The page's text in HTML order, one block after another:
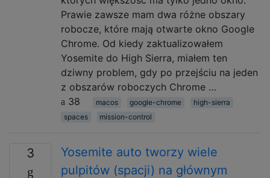
Prawie zawsze mam dwa różne obszary
robocze, które mają otwarte okno Google
Chrome. Od kiedy zaktualizowałem
Yosemite do High Sierra, miałem ten
dziwny problem, gdy po przejściu na jeden
z obszarów roboczych Chrome …
38
macos google-chrome
high-sierra
spaces
mission-control
3
Yosemite auto tworzy wiele
pulpitów (spacji) na głównym